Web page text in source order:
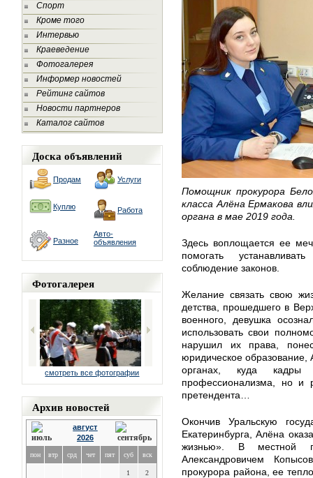
Спорт
Кроме того
Интервью
Краеведение
Фотогалерея
Информер новостей
Рейтинг сайтов
Новости партнеров
Каталог сайтов
Доска объявлений
Продам Услуги
Куплю Работа
Разное
Авто-
объявления
Фотогалерея
смотреть все фотографии
Архив новостей
август
2026
пон втр срд чет пят суб вск
1 2
Помощник прокурора
класса Алёна Ермакова
органа в мае 2019 года.
Здесь воплощается ее
помогать
соблюдение законов.
Желание связать свою
детства, прошедшего в
военного, девушка
использовать свои
нарушил их права,
юридическое образование,
органах, куда
профессионализма, но и
претендента…
Окончив Уральскую
Екатеринбурга, Алёна
жизнью». В местной
Александровичем
прокурора района, ее